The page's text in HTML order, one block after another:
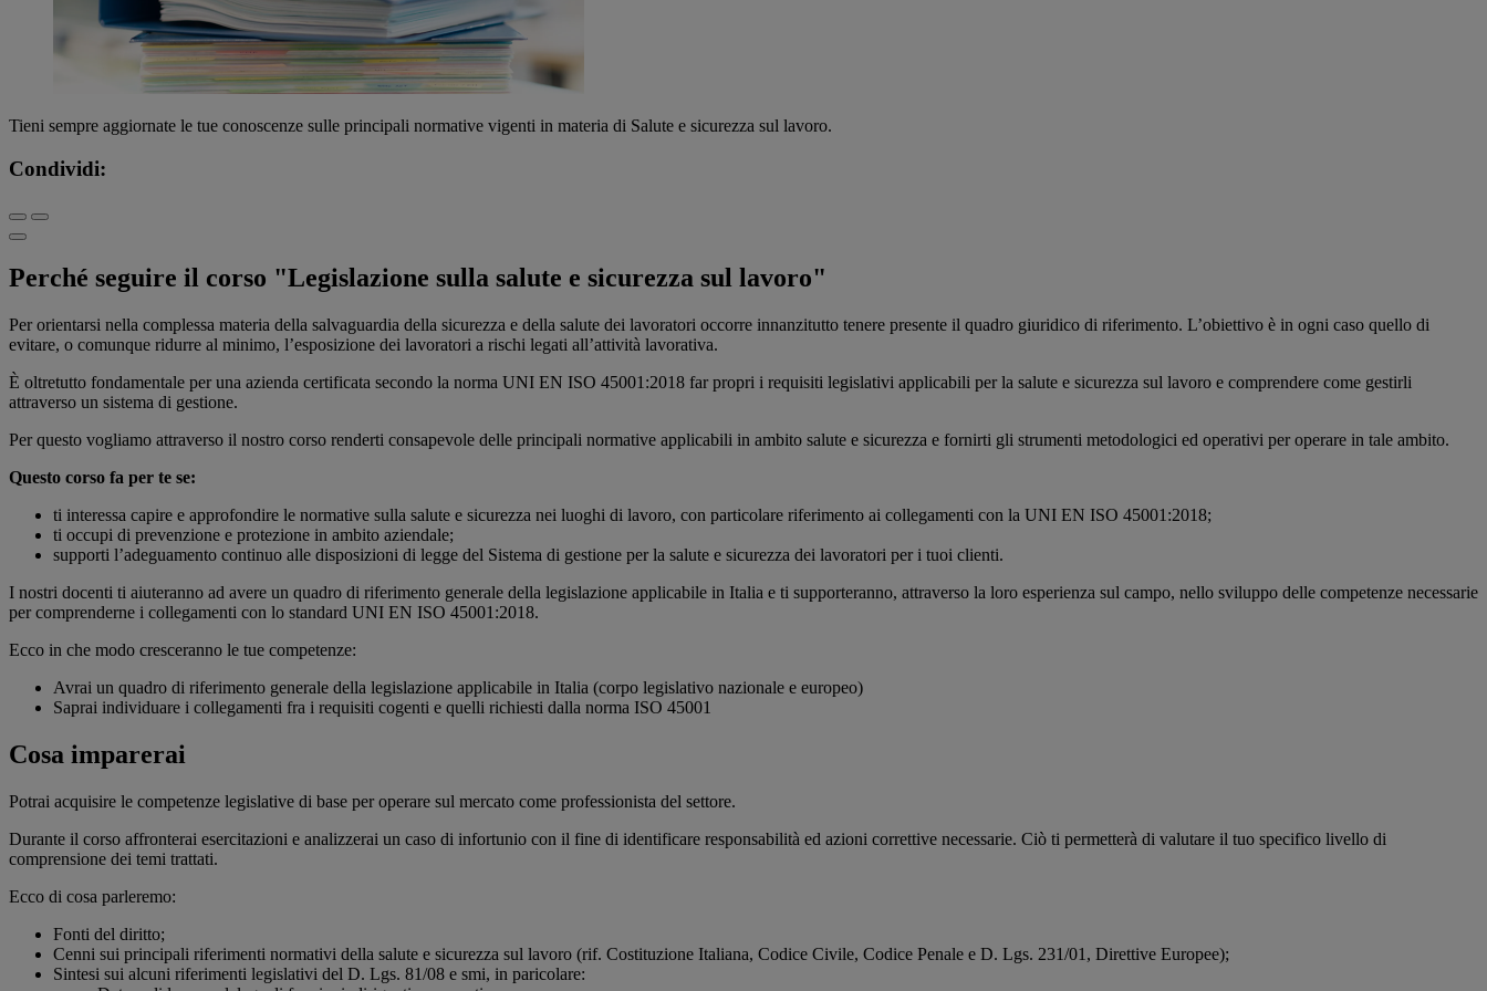
Tieni sempre aggiornate le tue conoscenze sulle principali normative vigenti in materia di Salute e sicurezza sul lavoro.
Condividi:
Perché seguire il corso "Legislazione sulla salute e sicurezza sul lavoro"
Per orientarsi nella complessa materia della salvaguardia della sicurezza e della salute dei lavoratori occorre innanzitutto tenere presente il quadro giuridico di riferimento. L’obiettivo è in ogni caso quello di
evitare, o comunque ridurre al minimo, l’esposizione dei lavoratori a rischi legati all’attività lavorativa.
È oltretutto fondamentale per una azienda certificata secondo la norma UNI EN ISO 45001:2018 far propri i requisiti legislativi applicabili per la salute e sicurezza sul lavoro e comprendere come gestirli
attraverso un sistema di gestione.
Per questo vogliamo attraverso il nostro corso renderti consapevole delle principali normative applicabili in ambito salute e sicurezza e fornirti gli strumenti metodologici ed operativi per operare in tale ambito.
Questo corso fa per te se:
ti interessa capire e approfondire le normative sulla salute e sicurezza nei luoghi di lavoro, con particolare riferimento ai collegamenti con la UNI EN ISO 45001:2018;
ti occupi di prevenzione e protezione in ambito aziendale;
supporti l’adeguamento continuo alle disposizioni di legge del Sistema di gestione per la salute e sicurezza dei lavoratori per i tuoi clienti.
I nostri docenti ti aiuteranno ad avere un quadro di riferimento generale della legislazione applicabile in Italia e ti supporteranno, attraverso la loro esperienza sul campo, nello sviluppo delle competenze necessarie
per comprenderne i collegamenti con lo standard UNI EN ISO 45001:2018.
Ecco in che modo cresceranno le tue competenze:
Avrai un quadro di riferimento generale della legislazione applicabile in Italia (corpo legislativo nazionale e europeo)
Saprai individuare i collegamenti fra i requisiti cogenti e quelli richiesti dalla norma ISO 45001
Cosa imparerai
Potrai acquisire le competenze legislative di base per operare sul mercato come professionista del settore.
Durante il corso affronterai esercitazioni e analizzerai un caso di infortunio con il fine di identificare responsabilità ed azioni correttive necessarie. Ciò ti permetterà di valutare il tuo specifico livello di
comprensione dei temi trattati.
Ecco di cosa parleremo:
Fonti del diritto;
Cenni sui principali riferimenti normativi della salute e sicurezza sul lavoro (rif. Costituzione Italiana, Codice Civile, Codice Penale e D. Lgs. 231/01, Direttive Europee);
Sintesi sui alcuni riferimenti legislativi del D. Lgs. 81/08 e smi, in paricolare: